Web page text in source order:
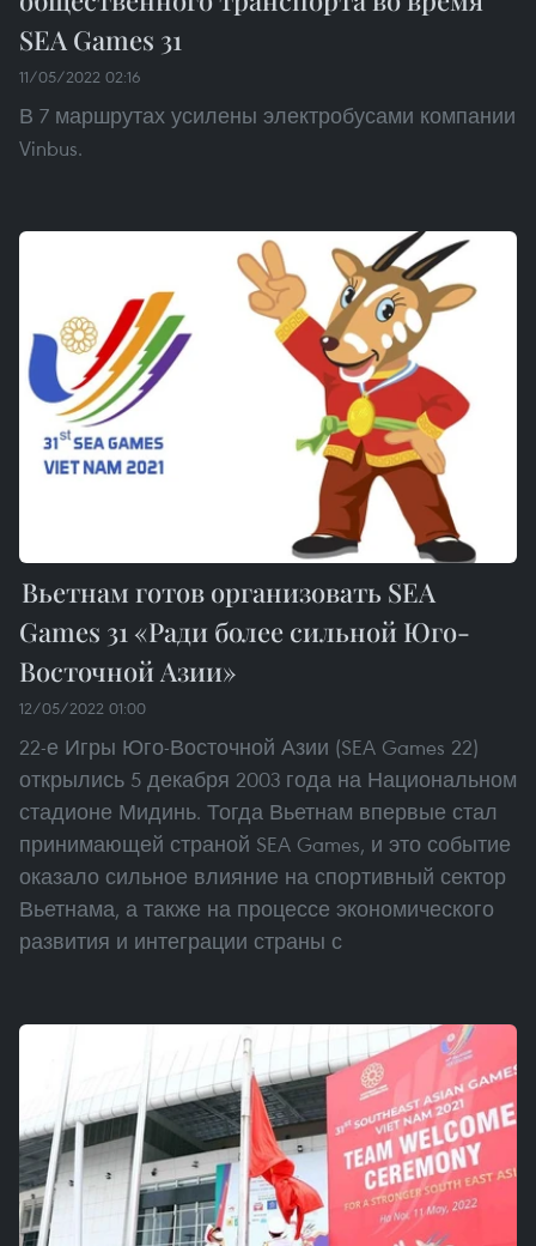
SEA Games 31
11/05/2022 02:16
В 7 маршрутах усилены электробусами компании
Vinbus.
Вьетнам готов организовать SEA
Games 31 «Ради более сильной Юго-
Восточной Азии»
12/05/2022 01:00
22-е Игры Юго-Восточной Азии (SEA Games 22)
открылись 5 декабря 2003 года на Национальном
стадионе Мидинь. Тогда Вьетнам впервые стал
принимающей страной SEA Games, и это событие
оказало сильное влияние на спортивный сектор
Вьетнама, а также на процессе экономического
развития и интеграции страны с